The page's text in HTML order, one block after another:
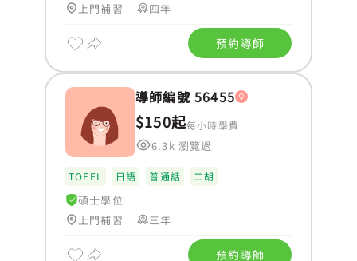
上門補習
四年
預約導師
導師編號 56455
$150起每小時學費
6.3k 瀏覽過
TOEFL 日語 普通話 二胡
碩士學位
上門補習
三年
預約導師